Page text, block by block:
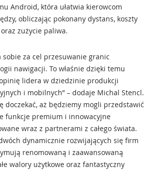
Android, która ułatwia kierowcom
obliczając pokonany dystans, koszty
zużycie paliwa.
sobie za cel przesuwanie granic
nawigacji. To właśnie dzięki temu
lidera w dziedzinie produkcji
i mobilnych” – dodaje Michal Stencl.
doczekać, aż będziemy mogli przedstawić
funkcje premium i innowacyjne
wraz z partnerami z całego świata.
dynamicznie rozwijających się firm
renomowaną i zaawansowaną
walory użytkowe oraz fantastyczny